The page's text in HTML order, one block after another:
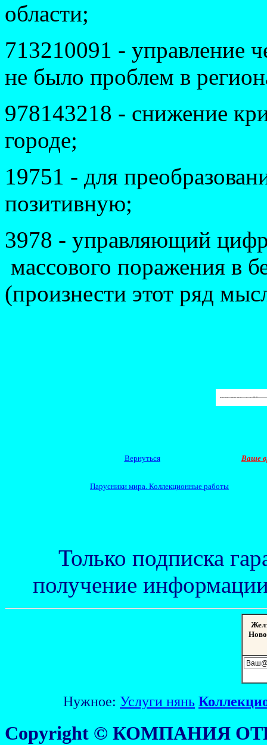
области;
713210091 - управление
не было проблем в
978143218 - снижение
городе;
19751 - для
позитивную;
3978 - управляющий
массового поражения в
(произнести этот ряд
Вернуться Ваше
Парусники мира. Коллекционные работы
Только подписка
получение
Нужное: Услуги нянь
Copyright © КОМПАНИЯ